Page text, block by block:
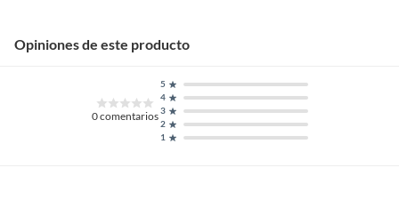
Opiniones de este producto
0comentarios
1
2
3
4
5